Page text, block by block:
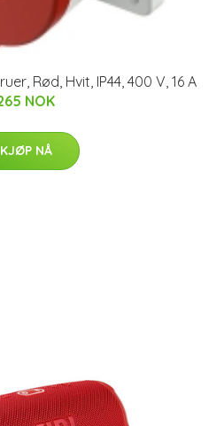
Rød, Hvit, IP44, 400 V, 16 A
NOK
KJØP NÅ